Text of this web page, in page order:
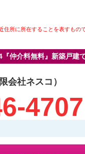
所に所在することを表すもの
仲介料無料』新築戸建
会社ネスコ）
4707